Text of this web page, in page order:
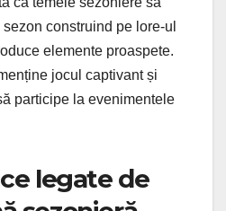
construind pe lore-ul
elemente proaspete.
jocul captivant și
participe la evenimentele
legate de